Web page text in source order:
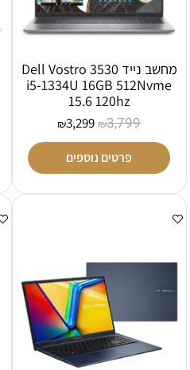
מחשב נייד Dell Vostro 3530
i5-1334U 16GB 512Nvme
15.6 120hz
₪3,799
₪3,299
פרטים נוספים